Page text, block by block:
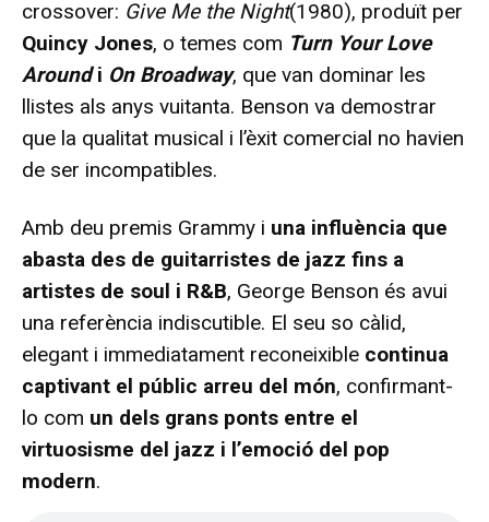
crossover: Give Me the Night(1980), produït per
Quincy Jones, o temes com Turn Your Love
Aroundi On Broadway, que van dominar les
llistes als anys vuitanta. Benson va demostrar
que la qualitat musical i l’èxit comercial no havien
de ser incompatibles.
Amb deu premis Grammy i una influència que
abasta des de guitarristes de jazz fins a
artistes de soul i R&B, George Benson és avui
una referència indiscutible. El seu so càlid,
elegant i immediatament reconeixible continua
captivant el públic arreu del món, confirmant-
lo com un dels grans ponts entre el
virtuosisme del jazz i l’emoció del pop
modern.